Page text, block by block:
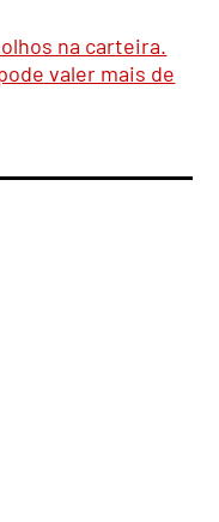
na carteira.
valer mais de